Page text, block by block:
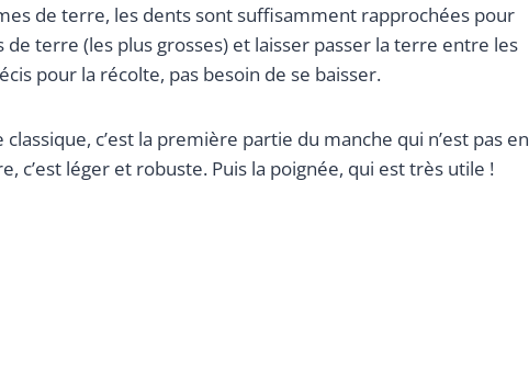
de terre, les dents sont suffisamment rapprochées pour
terre (les plus grosses) et laisser passer la terre entre les
pour la récolte, pas besoin de se baisser.
c’est la première partie du manche qui n’est pas en
c’est léger et robuste. Puis la poignée, qui est très utile !